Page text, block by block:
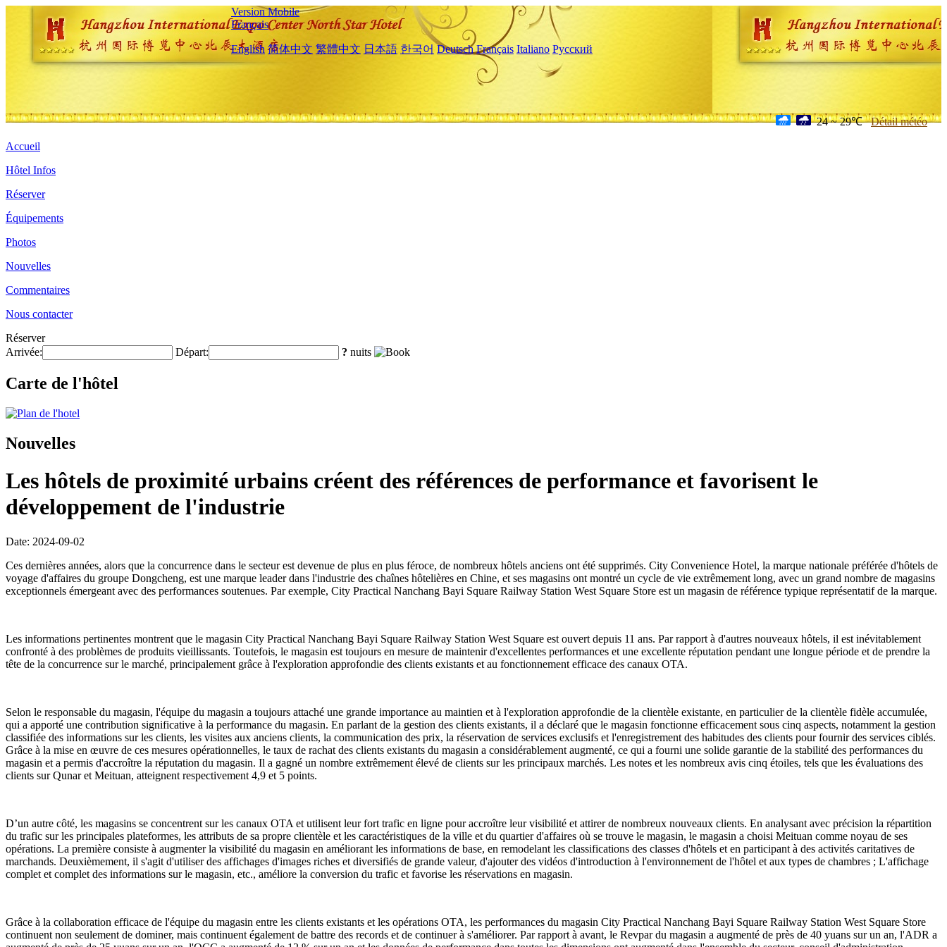
Version Mobile
Français
English 简体中文 繁體中文 日本語 한국어 Deutsch Français Italiano Русский
24 ~ 29℃ Détail météo
Accueil
Hôtel Infos
Réserver
Équipements
Photos
Nouvelles
Commentaires
Nous contacter
Réserver
Arrivée:
Départ: ? nuits
Carte de l'hôtel
Nouvelles
Les hôtels de proximité urbains créent des références de performance et favorisent le
développement de l'industrie
Date: 2024-09-02
Ces dernières années, alors que la concurrence dans le secteur est devenue de plus en plus féroce, de nombreux hôtels anciens ont été supprimés. City Convenience Hotel, la marque nationale préférée d'hôtels de
voyage d'affaires du groupe Dongcheng, est une marque leader dans l'industrie des chaînes hôtelières en Chine, et ses magasins ont montré un cycle de vie extrêmement long, avec un grand nombre de magasins
exceptionnels émergeant avec des performances soutenues. Par exemple, City Practical Nanchang Bayi Square Railway Station West Square Store est un magasin de référence typique représentatif de la marque.
Les informations pertinentes montrent que le magasin City Practical Nanchang Bayi Square Railway Station West Square est ouvert depuis 11 ans. Par rapport à d'autres nouveaux hôtels, il est inévitablement
confronté à des problèmes de produits vieillissants. Toutefois, le magasin est toujours en mesure de maintenir d'excellentes performances et une excellente réputation pendant une longue période et de prendre la
tête de la concurrence sur le marché, principalement grâce à l'exploration approfondie des clients existants et au fonctionnement efficace des canaux OTA.
Selon le responsable du magasin, l'équipe du magasin a toujours attaché une grande importance au maintien et à l'exploration approfondie de la clientèle existante, en particulier de la clientèle fidèle accumulée,
qui a apporté une contribution significative à la performance du magasin. En parlant de la gestion des clients existants, il a déclaré que le magasin fonctionne efficacement sous cinq aspects, notamment la gestion
classifiée des informations sur les clients, les visites aux anciens clients, la communication des prix, la réservation de services exclusifs et l'enregistrement des habitudes des clients pour fournir des services ciblés.
Grâce à la mise en œuvre de ces mesures opérationnelles, le taux de rachat des clients existants du magasin a considérablement augmenté, ce qui a fourni une solide garantie de la stabilité des performances du
magasin et a permis d'accroître la réputation du magasin. Il a gagné un nombre extrêmement élevé de clients sur les principaux marchés. Les notes et les nombreux avis cinq étoiles, tels que les évaluations des
clients sur Qunar et Meituan, atteignent respectivement 4,9 et 5 points.
D’un autre côté, les magasins se concentrent sur les canaux OTA et utilisent leur fort trafic en ligne pour accroître leur visibilité et attirer de nombreux nouveaux clients. En analysant avec précision la répartition
du trafic sur les principales plateformes, les attributs de sa propre clientèle et les caractéristiques de la ville et du quartier d'affaires où se trouve le magasin, le magasin a choisi Meituan comme noyau de ses
opérations. La première consiste à augmenter la visibilité du magasin en améliorant les informations de base, en remodelant les classifications des classes d'hôtels et en participant à des activités caritatives de
marchands. Deuxièmement, il s'agit d'utiliser des affichages d'images riches et diversifiés de grande valeur, d'ajouter des vidéos d'introduction à l'environnement de l'hôtel et aux types de chambres ; L'affichage
complet et complet des informations sur le magasin, etc., améliore la conversion du trafic et favorise les réservations en magasin.
Grâce à la collaboration efficace de l'équipe du magasin entre les clients existants et les opérations OTA, les performances du magasin City Practical Nanchang Bayi Square Railway Station West Square Store
continuent non seulement de dominer, mais continuent également de battre des records et de continuer à s'améliorer. Par rapport à avant, le Revpar du magasin a augmenté de près de 40 yuans sur un an, l'ADR a